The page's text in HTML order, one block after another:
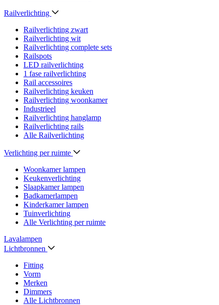
Railverlichting
Railverlichting zwart
Railverlichting wit
Railverlichting complete sets
Railspots
LED railverlichting
1 fase railverlichting
Rail accessoires
Railverlichting keuken
Railverlichting woonkamer
Industrieel
Railverlichting hanglamp
Railverlichting rails
Alle Railverlichting
Verlichting per ruimte
Woonkamer lampen
Keukenverlichting
Slaapkamer lampen
Badkamerlampen
Kinderkamer lampen
Tuinverlichting
Alle Verlichting per ruimte
Lavalampen
Lichtbronnen
Fitting
Vorm
Merken
Dimmers
Alle Lichtbronnen